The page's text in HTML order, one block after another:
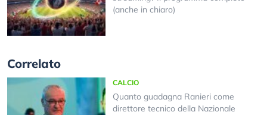
(anche in chiaro)
Correlato
CALCIO
Quanto guadagna Ranieri come
direttore tecnico della Nazionale